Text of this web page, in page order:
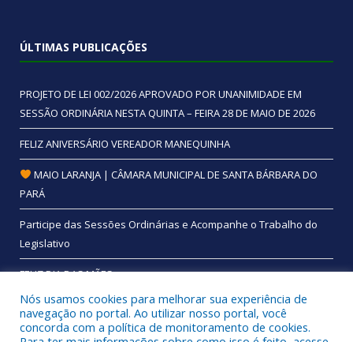
ÚLTIMAS PUBLICAÇÕES
PROJETO DE LEI 002/2026 APROVADO POR UNANIMIDADE EM
SESSÃO ORDINÁRIA NESTA QUINTA – FEIRA 28 DE MAIO DE 2026
FELIZ ANIVERSÁRIO VEREADOR MANEQUINHA
MAIO LARANJA | CÂMARA MUNICIPAL DE SANTA BÁRBARA DO
PARÁ
Participe das Sessões Ordinárias e Acompanhe o Trabalho do
Legislativo
FELIZ DIA DAS MÃES
Nós usamos cookies para melhorar sua experiência de
navegação no portal. Ao utilizar nosso portal, você
concorda com a política de monitoramento de cookies.